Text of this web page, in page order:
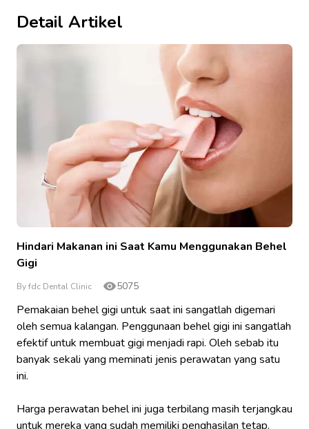
Detail Artikel
Hindari Makanan ini Saat Kamu Menggunakan Behel
Gigi
By fdc Dental Clinic 5075
Pemakaian behel gigi untuk saat ini sangatlah digemari
oleh semua kalangan. Penggunaan behel gigi ini sangatlah
efektif untuk membuat gigi menjadi rapi. Oleh sebab itu
banyak sekali yang meminati jenis perawatan yang satu
ini.
Harga perawatan behel ini juga terbilang masih terjangkau
untuk mereka yang sudah memiliki penghasilan tetap.